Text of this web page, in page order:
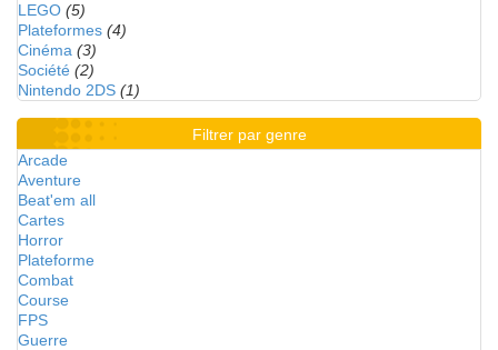
LEGO (5)
Plateformes (4)
Cinéma (3)
Société (2)
Nintendo 2DS (1)
Filtrer par genre
Arcade
Aventure
Beat'em all
Cartes
Horror
Plateforme
Combat
Course
FPS
Guerre